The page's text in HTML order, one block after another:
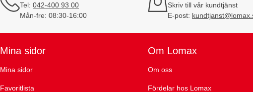
Tel: 042-400 93 00
Mån-fre: 08:30-16:00
Skriv till vår kundtjänst
E-post:
Mina sidor
Mina sidor
Favoritlista
Om Lomax
Om oss
Fördelar hos Lomax